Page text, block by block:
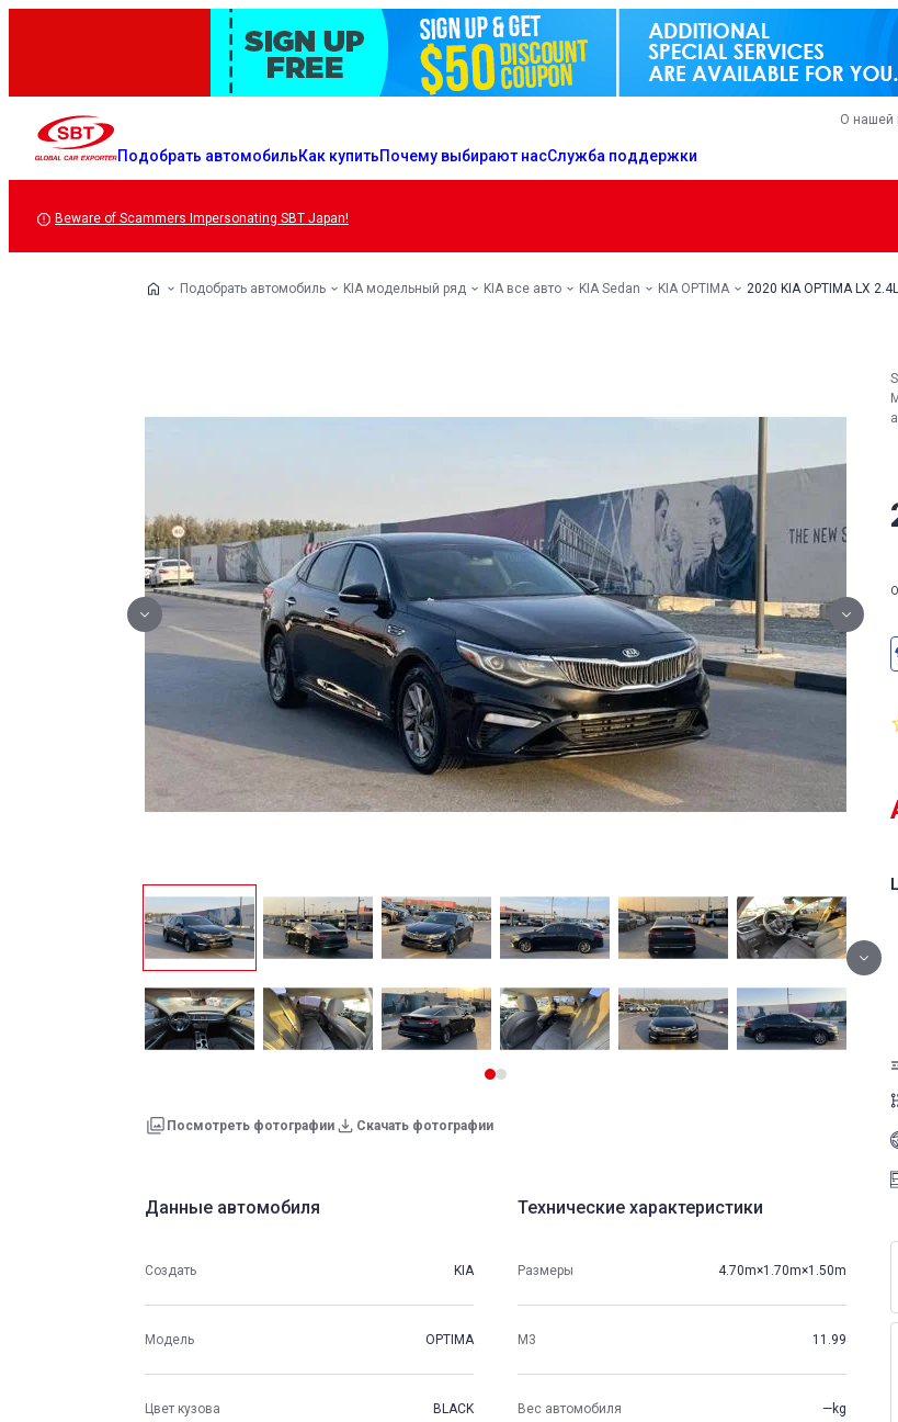
Подобрать автомобильКак купитьПочему выбирают насСлужба поддержки
О нашей
Beware of Scammers Impersonating SBT Japan!
Подобрать автомобиль KIA модельный ряд KIA все авто KIA Sedan KIA OPTIMA 2020 KIA OPTIMA LX 2.4L
Посмотреть фотографии Скачать фотографии
Данные автомобиля
Создать KIA
Модель OPTIMA
Цвет кузова BLACK
Технические характеристики
Размеры 4.70m×1.70m×1.50m
М3 11.99
Вес автомобиля —kg